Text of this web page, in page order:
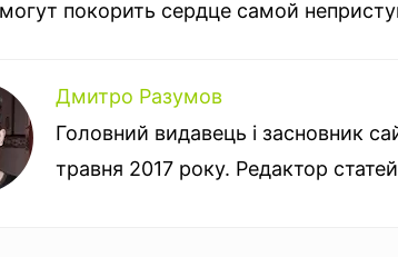
покорить сердце самой
Дмитро Разумов
Головний видавець і засновник
травня 2017 року. Редактор статей